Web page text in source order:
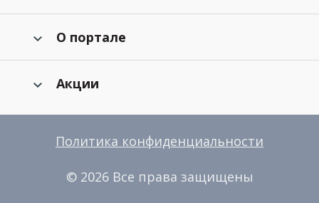
О портале
Акции
Политика конфиденциальности
© 2026 Все права защищены